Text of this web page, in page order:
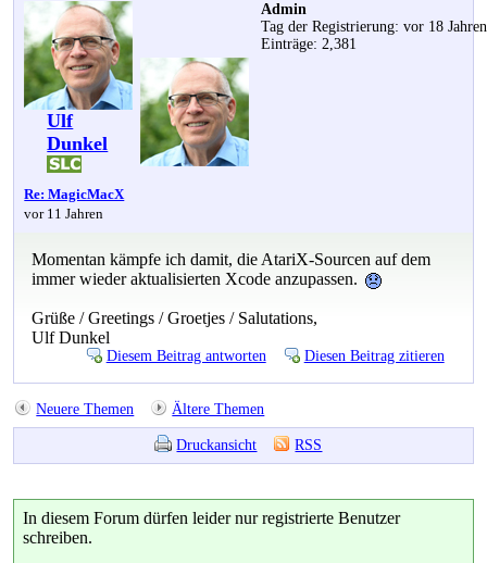
Ulf
Dunkel
Re: MagicMacX
vor 11 Jahren
Admin
Tag der Registrierung: vor 18 Jahren
Einträge: 2,381
Momentan kämpfe ich damit, die AtariX-Sourcen auf dem
immer wieder aktualisierten Xcode anzupassen.
Grüße / Greetings / Groetjes / Salutations,
Ulf Dunkel
Diesem Beitrag antworten Diesen Beitrag zitieren
Neuere Themen Ältere Themen
Druckansicht RSS
In diesem Forum dürfen leider nur registrierte Benutzer
schreiben.